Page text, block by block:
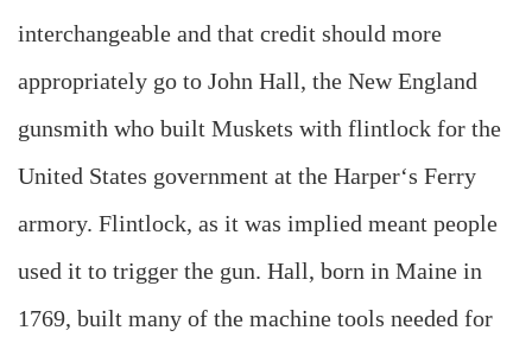
interchangeable and that credit should more
appropriately go to John Hall, the New England
gunsmith who built Muskets with flintlock for the
United States government at the Harper‘s Ferry
armory. Flintlock, as it was implied meant people
used it to trigger the gun. Hall, born in Maine in
1769, built many of the machine tools needed for